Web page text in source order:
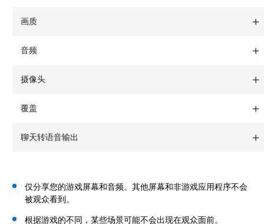
画质
音频
摄像头
覆盖
聊天转语音输出
仅分享您的游戏屏幕和音频。其他屏幕和非游戏应用程序不会
被观众看到。
根据游戏的不同，某些场景可能不会出现在观众面前。